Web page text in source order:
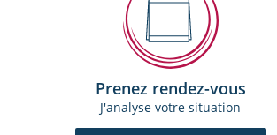
Prenez rendez-vous
J'analyse votre situation